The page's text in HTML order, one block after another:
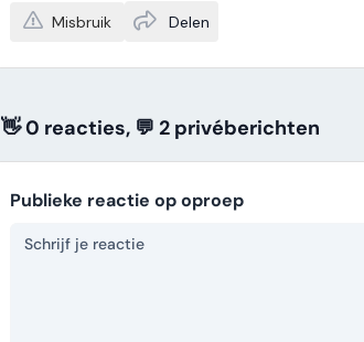
Misbruik Delen
👋 0 reacties, 💬 2 privéberichten
Publieke reactie op oproep